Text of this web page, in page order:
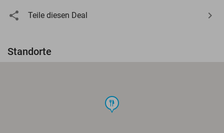
Teile diesen Deal
Standorte
food